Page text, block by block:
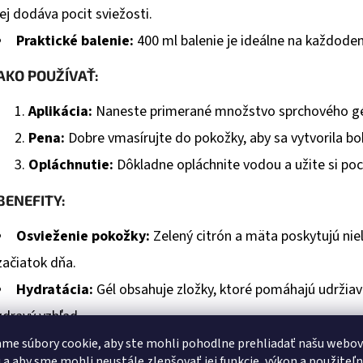
súbory cookie, aby ste mohli pohodlne prehliadať našu
dodáva pocit sviežosti.
Praktické balenie: 400 ml balenie je ideálne na
POUŽÍVAŤ:
Aplikácia: Naneste primerané množstvo sprchového
Pena: Dobre vmasírujte do pokožky, aby sa vytvorila
Opláchnutie: Dôkladne opláchnite vodou a užite si
Osvieženie pokožky: Zelený citrón a mäta poskytujú
dňa.
Hydratácia: Gél obsahuje zložky, ktoré pomáhajú
vzhľad.
Vhodný pre všetky typy pleti:Jeho jemná receptúra je